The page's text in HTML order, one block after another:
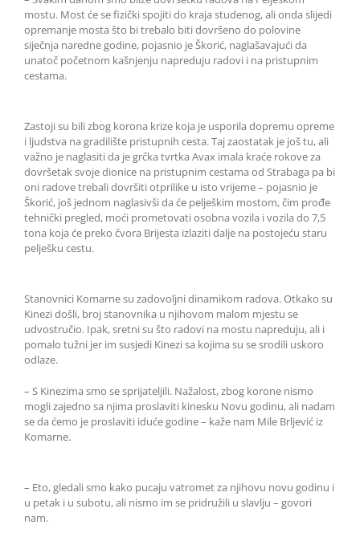
mostu. Most će se fizički spojiti do kraja studenog, ali onda slijedi
opremanje mosta što bi trebalo biti dovršeno do polovine
siječnja naredne godine, pojasnio je Škorić, naglašavajući da
unatoč početnom kašnjenju napreduju radovi i na pristupnim
cestama.
Zastoji su bili zbog korona krize koja je usporila dopremu opreme
i ljudstva na gradilište pristupnih cesta. Taj zaostatak je još tu, ali
važno je naglasiti da je grčka tvrtka Avax imala kraće rokove za
dovršetak svoje dionice na pristupnim cestama od Strabaga pa bi
oni radove trebali dovršiti otprilike u isto vrijeme – pojasnio je
Škorić, još jednom naglasivši da će pelješkim mostom, čim prođe
tehnički pregled, moći prometovati osobna vozila i vozila do 7,5
tona koja će preko čvora Brijesta izlaziti dalje na postojeću staru
pelješku cestu.
Stanovnici Komarne su zadovoljni dinamikom radova. Otkako su
Kinezi došli, broj stanovnika u njihovom malom mjestu se
udvostručio. Ipak, sretni su što radovi na mostu napreduju, ali i
pomalo tužni jer im susjedi Kinezi sa kojima su se srodili uskoro
odlaze.
– S Kinezima smo se sprijateljili. Nažalost, zbog korone nismo
mogli zajedno sa njima proslaviti kinesku Novu godinu, ali nadam
se da ćemo je proslaviti iduće godine – kaže nam Mile Brljević iz
Komarne.
– Eto, gledali smo kako pucaju vatromet za njihovu novu godinu i
u petak i u subotu, ali nismo im se pridružili u slavlju – govori
nam.